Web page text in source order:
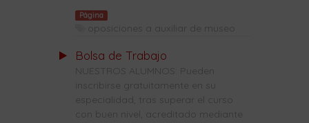
Página
oposiciones a auxiliar de museo
Bolsa de Trabajo
NUESTROS ALUMNOS: Pueden
inscribirse gratuitamente en su
especialidad, tras superar el curso
con buen nivel, acreditado mediante